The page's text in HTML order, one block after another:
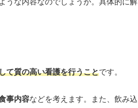
うな内容なのでしょうか。具体的に解
て質の高い看護を行うことです。
事内容などを考えます。また、飲み込